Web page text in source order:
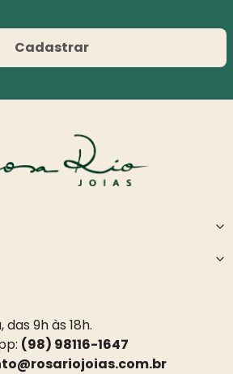
Cadastrar
9h às 18h.
(98) 98116-1647